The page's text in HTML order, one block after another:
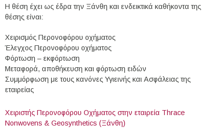
Η θέση έχει ως έδρα την Ξάνθη και ενδεικτικά καθήκοντα της
θέσης είναι:
Χειρισμός Περονοφόρου οχήματος
Έλεγχος Περονοφόρου οχήματος
Φόρτωση – εκφόρτωση
Μεταφορά, αποθήκευση και φόρτωση ειδών
Συμμόρφωση με τους κανόνες Υγιεινής και Ασφάλειας της
εταιρείας
Χειριστής Περονοφόρου Οχήματος στην εταιρεία Thrace
Nonwovens & Geosynthetics (Ξάνθη)